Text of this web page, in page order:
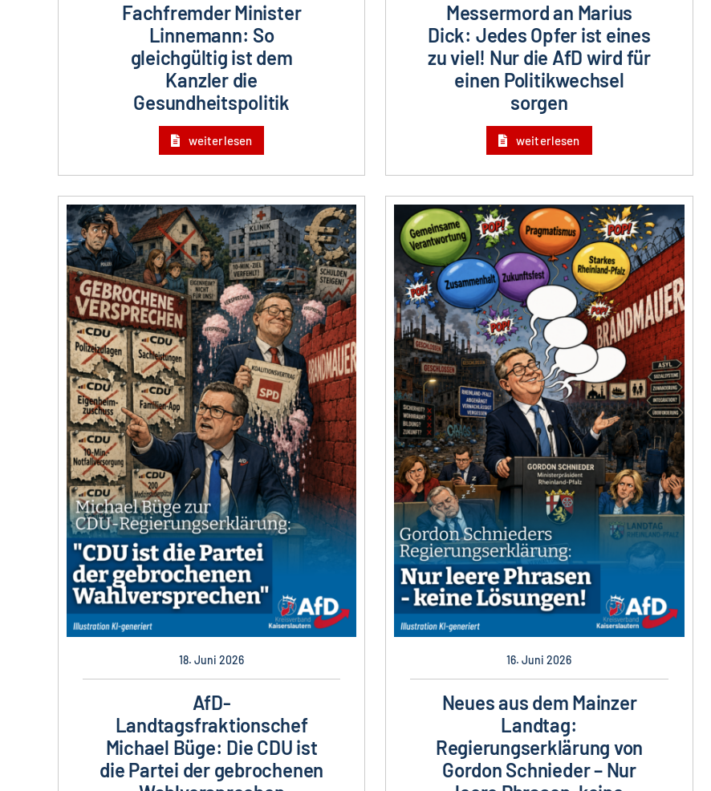
Fachfremder Minister
Linnemann: So
gleichgültig ist dem
Kanzler die
Gesundheitspolitik
weiterlesen
Messermord an Marius
Dick: Jedes Opfer ist eines
zu viel! Nur die AfD wird für
einen Politikwechsel
sorgen
weiterlesen
18. Juni 2026
AfD-
Landtagsfraktionschef
Michael Büge: Die CDU ist
die Partei der gebrochenen
16. Juni 2026
Neues aus dem Mainzer
Landtag:
Regierungserklärung von
Gordon Schnieder – Nur